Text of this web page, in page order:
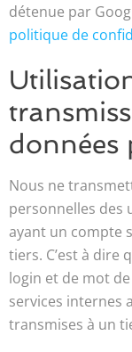
détenue par
politique de
données
Nous ne
personnelles des
ayant un compte
tiers. C’est à dire
login et de mot
services internes
transmises à un